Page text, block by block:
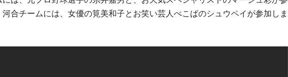
河合チームには、女優の筧美和子とお笑い芸人ぺこぱのシュウペイが参加しま